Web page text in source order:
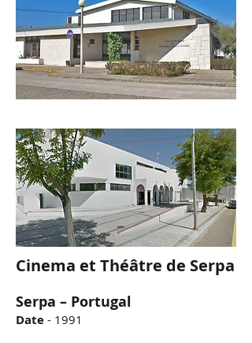
Cinema et Théâtre de Serpa
Serpa – Portugal
Date - 1991